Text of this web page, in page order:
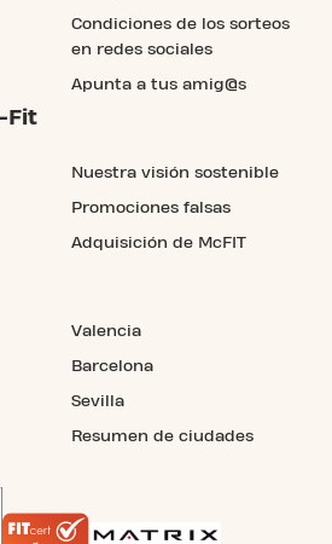
Condiciones de los sorteos
en redes sociales
Apunta a tus amig@s
Fit
Nuestra visión sostenible
Promociones falsas
Adquisición de McFIT
Valencia
Barcelona
Sevilla
Resumen de ciudades